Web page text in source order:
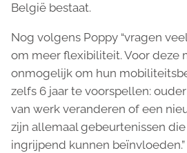
België bestaat.
Nog volgens Poppy “vragen
om meer flexibiliteit. Voor deze
onmogelijk om hun
zelfs 6 jaar te voorspellen:
van werk veranderen of een
zijn allemaal gebeurtenissen
ingrijpend kunnen